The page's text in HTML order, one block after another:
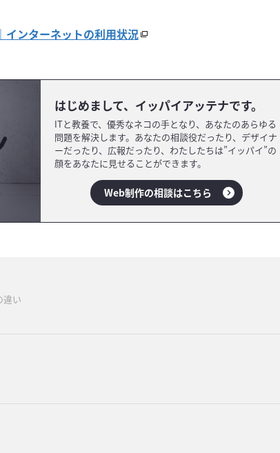
インターネットの利用状況
はじめまして、イッパイアッテナです。
ITと教養で、優秀なネコの手となり、あなたのあらゆる
問題を解決します。あなたの相談役だったり、デザイナ
ーだったり、広報だったり、わたしたちは”イッパイ”の
顔をあなたに見せることができます。
Web制作の相談はこちら
違い